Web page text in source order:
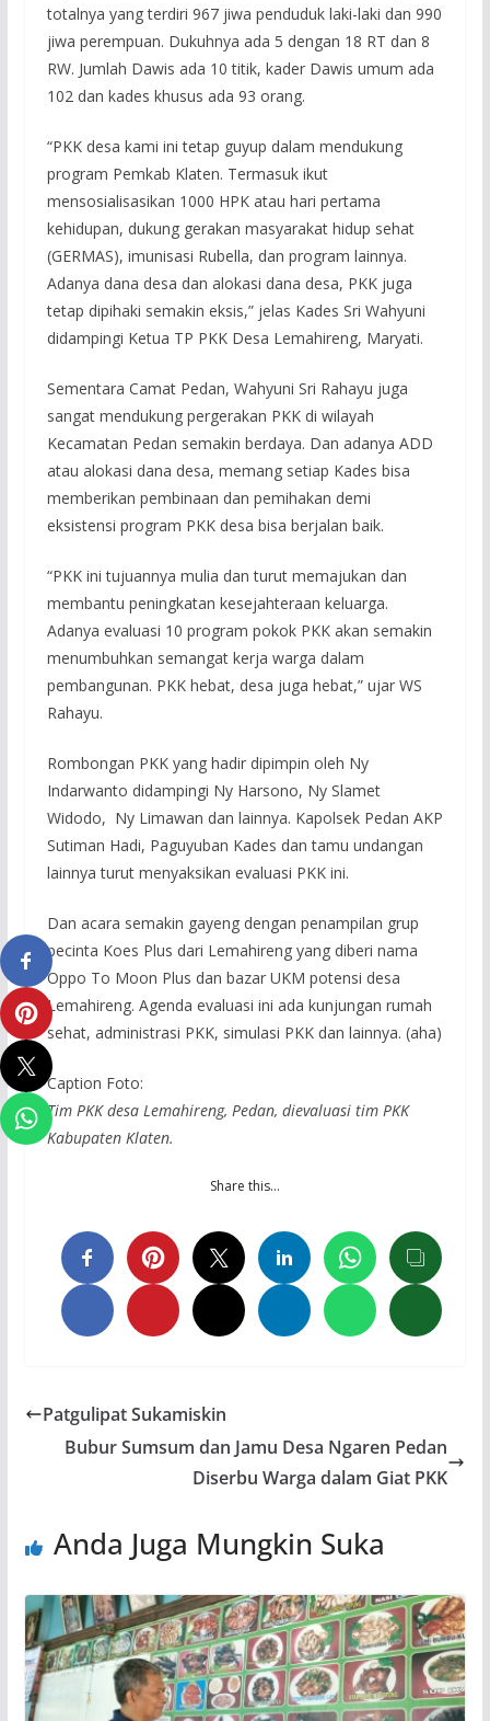
totalnya yang terdiri 967 jiwa penduduk laki-laki dan 990
jiwa perempuan. Dukuhnya ada 5 dengan 18 RT dan 8
RW. Jumlah Dawis ada 10 titik, kader Dawis umum ada
102 dan kades khusus ada 93 orang.
“PKK desa kami ini tetap guyup dalam mendukung
program Pemkab Klaten. Termasuk ikut
mensosialisasikan 1000 HPK atau hari pertama
kehidupan, dukung gerakan masyarakat hidup sehat
(GERMAS), imunisasi Rubella, dan program lainnya.
Adanya dana desa dan alokasi dana desa, PKK juga
tetap dipihaki semakin eksis,” jelas Kades Sri Wahyuni
didampingi Ketua TP PKK Desa Lemahireng, Maryati.
Sementara Camat Pedan, Wahyuni Sri Rahayu juga
sangat mendukung pergerakan PKK di wilayah
Kecamatan Pedan semakin berdaya. Dan adanya ADD
atau alokasi dana desa, memang setiap Kades bisa
memberikan pembinaan dan pemihakan demi
eksistensi program PKK desa bisa berjalan baik.
“PKK ini tujuannya mulia dan turut memajukan dan
membantu peningkatan kesejahteraan keluarga.
Adanya evaluasi 10 program pokok PKK akan semakin
menumbuhkan semangat kerja warga dalam
pembangunan. PKK hebat, desa juga hebat,” ujar WS
Rahayu.
Rombongan PKK yang hadir dipimpin oleh Ny
Indarwanto didampingi Ny Harsono, Ny Slamet
Widodo, Ny Limawan dan lainnya. Kapolsek Pedan AKP
Sutiman Hadi, Paguyuban Kades dan tamu undangan
lainnya turut menyaksikan evaluasi PKK ini.
Dan acara semakin gayeng dengan penampilan grup
pecinta Koes Plus dari Lemahireng yang diberi nama
Oppo To Moon Plus dan bazar UKM potensi desa
Lemahireng. Agenda evaluasi ini ada kunjungan rumah
sehat, administrasi PKK, simulasi PKK dan lainnya. (aha)
Caption Foto:
Tim PKK desa Lemahireng, Pedan, dievaluasi tim PKK
Kabupaten Klaten.
Share this…
Patgulipat Sukamiskin
Bubur Sumsum dan Jamu Desa Ngaren Pedan
Diserbu Warga dalam Giat PKK
Anda Juga Mungkin Suka